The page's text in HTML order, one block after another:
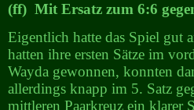
(ff) Mit Ersatz zum 6:6
Eigentlich hatte das Spiel gut
hatten ihre ersten Sätze im
Wayda gewonnen, konnten
allerdings knapp im 5. Satz
mittleren Paarkreuz ein klarer